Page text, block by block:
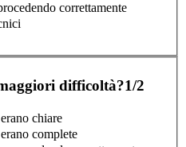
correttamente
difficoltà?1/2
chiare
complete